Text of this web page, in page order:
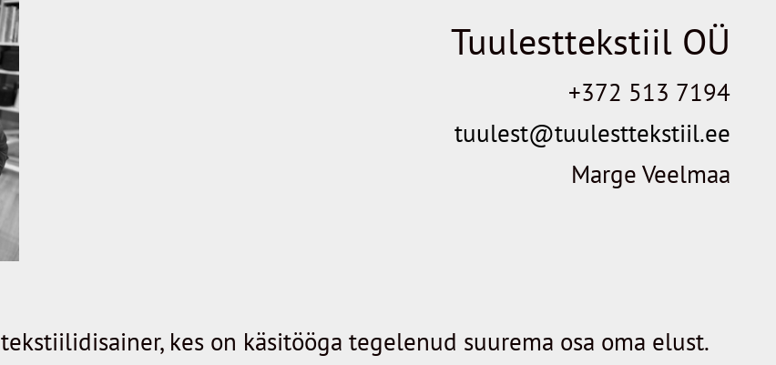
Tuulesttekstiil OÜ
+372 513 7194
tuulest@tuulesttekstiil.ee
Marge Veelmaa
kes on käsitööga tegelenud suurema osa oma elust.